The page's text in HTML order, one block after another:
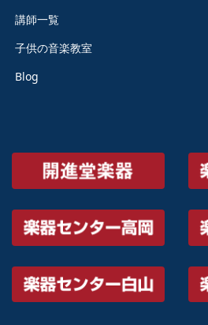
講師一覧
子供の音楽教室
Blog